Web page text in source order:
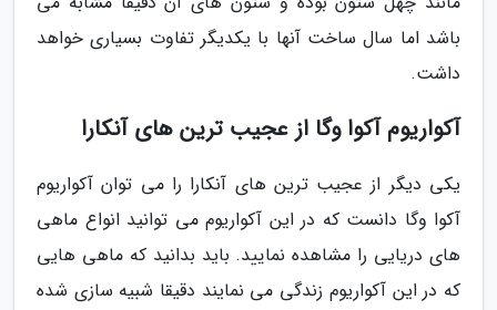
باشد اما سال ساخت آنها با یکدیگر تفاوت بسیاری خواهد
داشت.
آکواریوم آکوا وگا از عجیب ترین های آنکارا
یکی دیگر از عجیب ترین های آنکارا را می توان آکواریوم
آکوا وگا دانست که در این آکواریوم می توانید انواع ماهی
های دریایی را مشاهده نمایید. باید بدانید که ماهی هایی
که در این آکواریوم زندگی می نمایند دقیقا شبیه سازی شده